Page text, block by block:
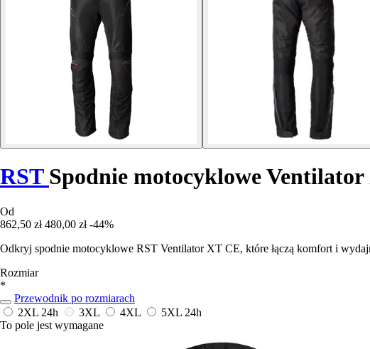
RST Spodnie motocyklowe
Od
862,50 zł 480,00 zł -44%
Odkryj spodnie motocyklowe RST Ventilator XT CE, które łączą komfort i
Rozmiar
*
Przewodnik po rozmiarach
2XL 24h 3XL 4XL 5XL 24h
To pole jest wymagane